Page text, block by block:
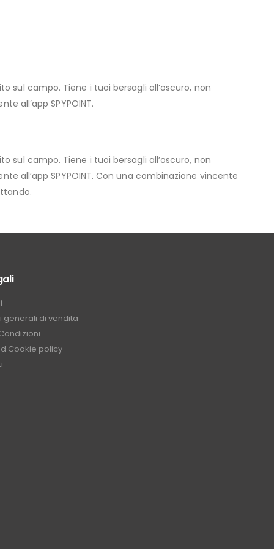
sul campo. Tiene i tuoi bersagli all’oscuro, non
all’app SPYPOINT.
sul campo. Tiene i tuoi bersagli all’oscuro, non
all’app SPYPOINT. Con una combinazione vincente
generali di vendita
Cookie policy